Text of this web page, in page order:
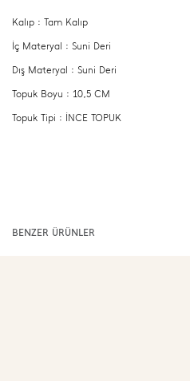
Kalıp : Tam Kalıp
İç Materyal : Suni Deri
Dış Materyal : Suni Deri
Topuk Boyu : 10,5 CM
Topuk Tipi : İNCE TOPUK
BENZER ÜRÜNLER